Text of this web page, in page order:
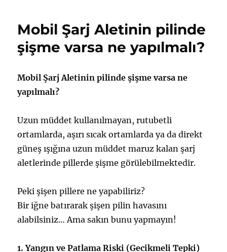
Neden
için
Mobil Şarj Aletinin pilinde
şişme varsa ne yapılmalı?
Mobil Şarj Aletinin pilinde şişme varsa ne
yapılmalı?
Uzun müddet kullanılmayan, rutubetli
ortamlarda, aşırı sıcak ortamlarda ya da direkt
güneş ışığına uzun müddet maruz kalan şarj
aletlerinde pillerde şişme görülebilmektedir.
Peki şişen pillere ne yapabiliriz?
Bir iğne batırarak şişen pilin havasını
alabilsiniz… Ama sakın bunu yapmayın!
1. Yangın ve Patlama Riski (Gecikmeli Tepki)